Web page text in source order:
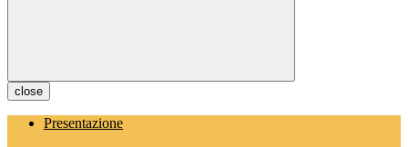
close
Presentazione